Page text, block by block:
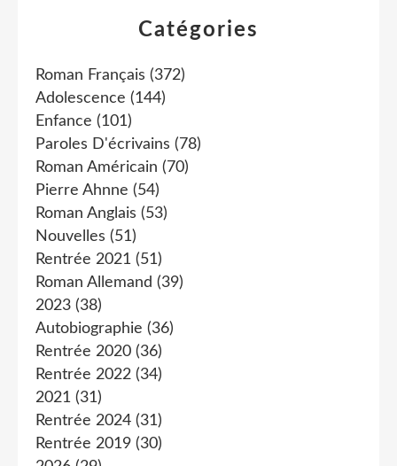
Catégories
Roman Français (372)
Adolescence (144)
Enfance (101)
Paroles D'écrivains (78)
Roman Américain (70)
Pierre Ahnne (54)
Roman Anglais (53)
Nouvelles (51)
Rentrée 2021 (51)
Roman Allemand (39)
2023 (38)
Autobiographie (36)
Rentrée 2020 (36)
Rentrée 2022 (34)
2021 (31)
Rentrée 2024 (31)
Rentrée 2019 (30)